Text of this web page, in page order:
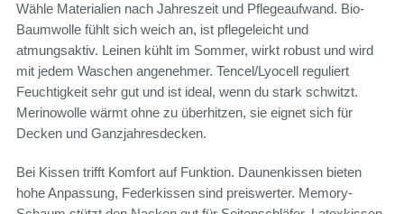
Wähle Materialien nach Jahreszeit und Pflegeaufwand. Bio-
Baumwolle fühlt sich weich an, ist pflegeleicht und
atmungsaktiv. Leinen kühlt im Sommer, wirkt robust und wird
mit jedem Waschen angenehmer. Tencel/Lyocell reguliert
Feuchtigkeit sehr gut und ist ideal, wenn du stark schwitzt.
Merinowolle wärmt ohne zu überhitzen, sie eignet sich für
Decken und Ganzjahresdecken.
Bei Kissen trifft Komfort auf Funktion. Daunenkissen bieten
hohe Anpassung, Federkissen sind preiswerter. Memory-